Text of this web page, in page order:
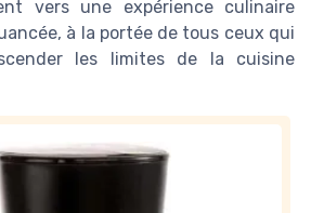
vers une expérience culinaire
à la portée de tous ceux qui
les limites de la cuisine